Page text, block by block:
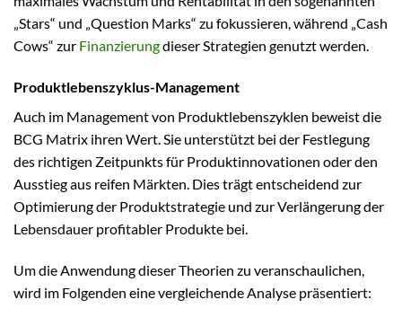
„Stars“ und „Question Marks“ zu fokussieren, während „Cash
Cows“ zur Finanzierungdieser Strategien genutzt werden.
Produktlebenszyklus-Management
Auch im Management von Produktlebenszyklen beweist die
BCG Matrix ihren Wert. Sie unterstützt bei der Festlegung
des richtigen Zeitpunkts für Produktinnovationen oder den
Ausstieg aus reifen Märkten. Dies trägt entscheidend zur
Optimierung der Produktstrategie und zur Verlängerung der
Lebensdauer profitabler Produkte bei.
Um die Anwendung dieser Theorien zu veranschaulichen,
wird im Folgenden eine vergleichende Analyse präsentiert: